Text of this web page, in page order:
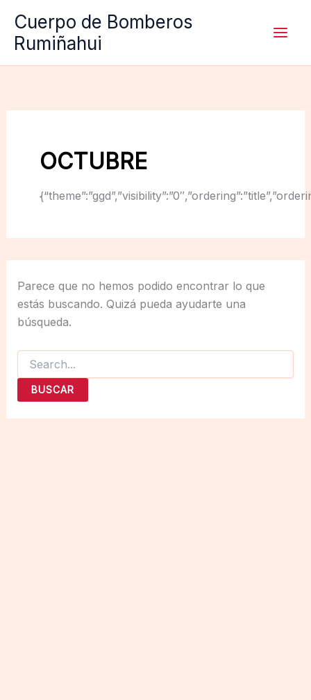
contenido
Cuerpo de Bomberos
Rumiñahui
OCTUBRE
Parece que no hemos podido encontrar lo que
estás buscando. Quizá pueda ayudarte una
búsqueda.
Buscar
por: